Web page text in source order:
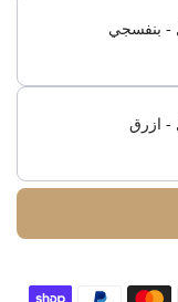
- بنفسجي
- ازرق